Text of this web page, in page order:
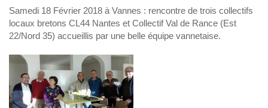
Samedi 18 Février 2018 à Vannes : rencontre de trois collectifs
locaux bretons CL44 Nantes et Collectif Val de Rance (Est
22/Nord 35) accueillis par une belle équipe vannetaise.